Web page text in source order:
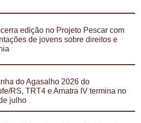
edição no Projeto Pescar com
de jovens sobre direitos e
do Agasalho 2026 do
RS, TRT4 e Amatra IV termina no
julho